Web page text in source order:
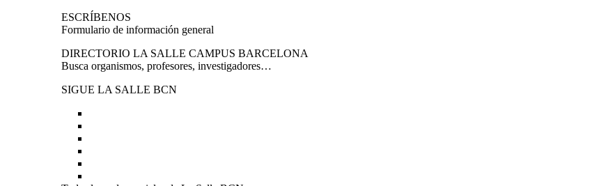
ESCRÍBENOS
Formulario de información general
DIRECTORIO LA SALLE CAMPUS BARCELONA
Busca organismos, profesores, investigadores…
SIGUE LA SALLE BCN